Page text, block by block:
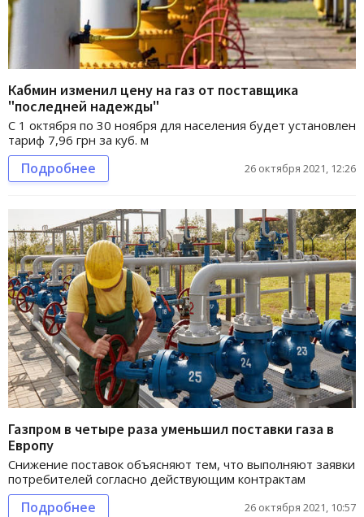
Кабмин изменил цену на газ от поставщика
"последней надежды"
С 1 октября по 30 ноября для населения будет установлен
тариф 7,96 грн за куб. м
Подробнее 26 октября 2021, 12:26
Газпром в четыре раза уменьшил поставки газа в
Европу
Снижение поставок объясняют тем, что выполняют заявки
потребителей согласно действующим контрактам
Подробнее 26 октября 2021, 10:57